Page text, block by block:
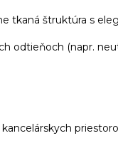
tkaná štruktúra s
odtieňoch (napr.